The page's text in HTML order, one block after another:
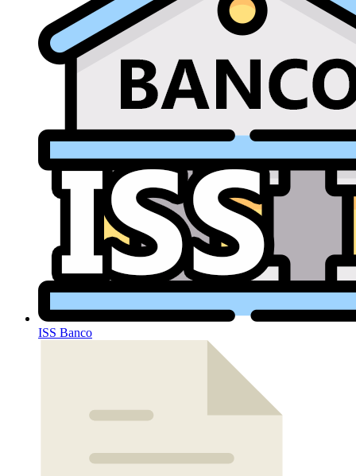
ISS Banco